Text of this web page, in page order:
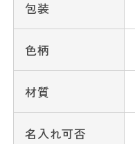
包装
色柄
材質
名入れ可否